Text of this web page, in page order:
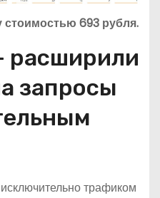
стоимостью 693 рубля.
расширили
запросы
трафиком